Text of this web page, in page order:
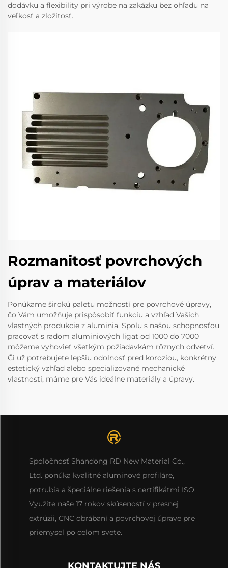
dodávku a flexibility pri výrobe na zakázku bez ohľadu na
veľkosť a zložitosť.
Rozmanitosť povrchových
úprav a materiálov
Ponúkame širokú paletu možností pre povrchové úpravy,
čo Vám umožňuje prispôsobiť funkciu a vzhľad Vašich
vlastných produkcie z aluminia. Spolu s našou schopnosťou
pracovať s radom aluminiových ligat od 1000 do 7000
môžeme vyhovieť všetkým požiadavkám rôznych odvetví.
Či už potrebujete lepšiu odolnosť pred koroziou, konkrétny
estetický vzhľad alebo specializované mechanické
vlastnosti, máme pre Vás ideálne materiály a úpravy.
Spoločnosť Shandong RD New Material Co.,
Ltd. ponúka kvalitné aluminové profiláre,
potrubia a špeciálne riešenia s certifikátmi ISO.
Využite naše 17 rokov skúseností v presnej
extrúzii, CNC obrábaní a povrchovej úprave pre
priemysel po celom svete.